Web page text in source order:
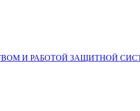
И РАБОТОЙ ЗАЩИТНОЙ